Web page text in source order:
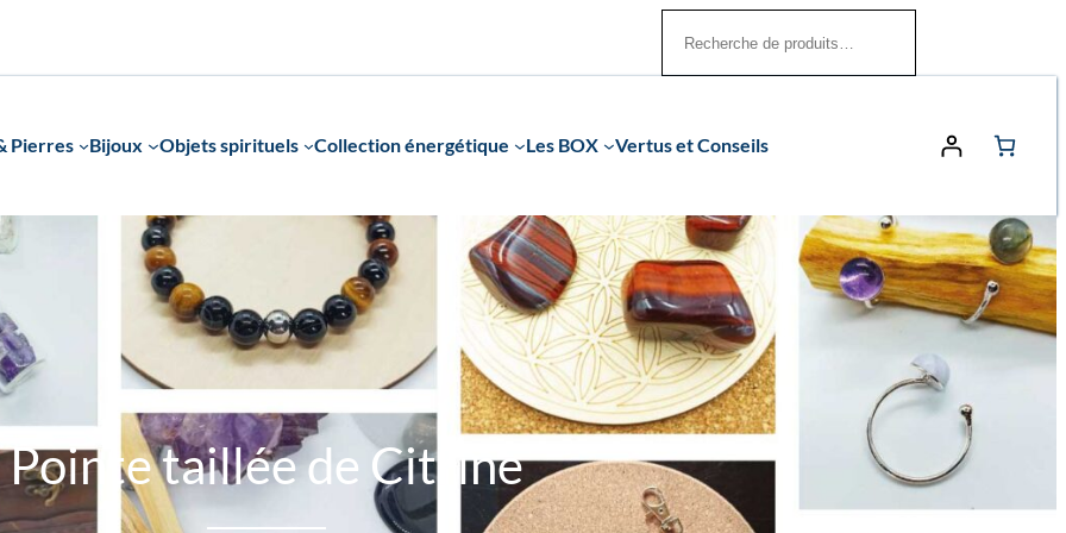
Pierres Bijoux Objets spirituels Collection énergétique Les BOX Vertus et Conseils
Pointe taillée de Citrine